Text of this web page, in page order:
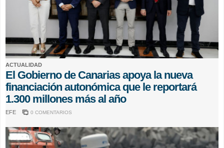
ACTUALIDAD
El Gobierno de Canarias apoya la nueva
financiación autonómica que le reportará
1.300 millones más al año
EFE 0 COMENTARIOS